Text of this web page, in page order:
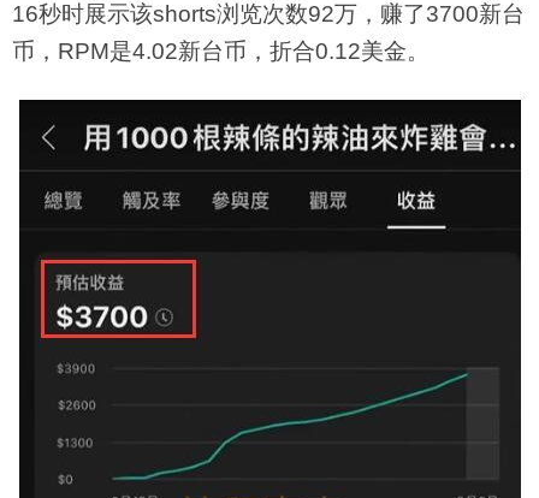
16秒时展示该shorts浏览次数92万，赚了3700新台
币，RPM是4.02新台币，折合0.12美金。